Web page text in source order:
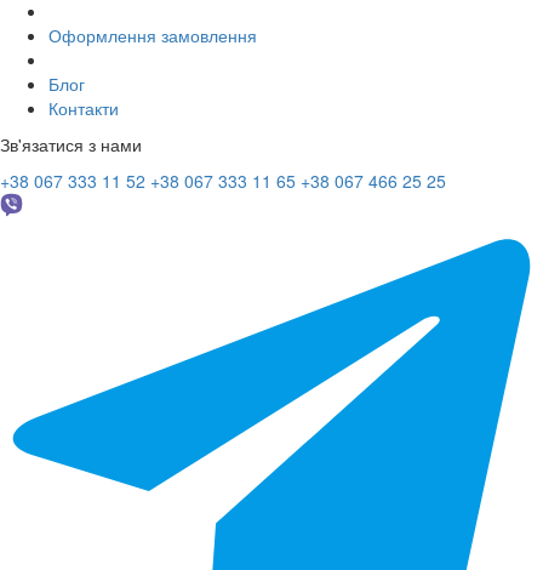
Оформлення замовлення
Блог
Контакти
Зв'язатися з нами
+38 067 333 11 52 +38 067 333 11 65 +38 067 466 25 25